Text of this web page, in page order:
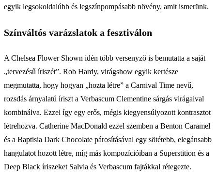
egyik legsokoldalúbb és legszínpompásabb növény, amit ismerünk.
Színváltós varázslatok a fesztiválon
A Chelsea Flower Shown idén több versenyző is bemutatta a saját
„tervezésű íriszét”. Rob Hardy, virágshow egyik kertésze
megmutatta, hogy hogyan „hozta létre” a Carnival Time nevű,
rozsdás árnyalatú íriszt a Verbascum Clementine sárgás virágaival
kombinálva. Ezzel így egy erős, mégis kiegyensúlyozott kontrasztot
létrehozva. Catherine MacDonald ezzel szemben a Benton Caramel
és a Baptisia Dark Chocolate párosításával egy sötétebb, elegánsabb
hangulatot hozott létre, míg más kompozícióiban a Superstition és a
Deep Black íriszeket Salvia és Verbascum fajtákkal rétegezte.